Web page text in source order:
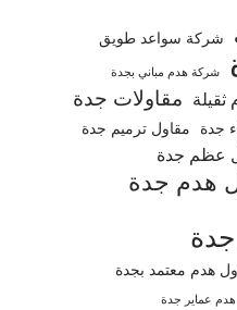
شركة سواعد طويق
شركة هدم مباني بجدة
مقاولات جدة
جدة
مقاول ترميم جدة
عظم جدة
هدم جدة
هدم معتمد بجدة
هدم عماير جدة